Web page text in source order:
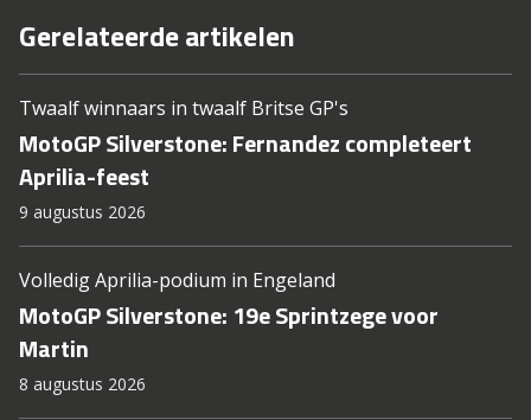
Gerelateerde artikelen
Twaalf winnaars in twaalf Britse GP's
MotoGP Silverstone: Fernandez completeert
Aprilia-feest
9 augustus 2026
Volledig Aprilia-podium in Engeland
MotoGP Silverstone: 19e Sprintzege voor
Martin
8 augustus 2026